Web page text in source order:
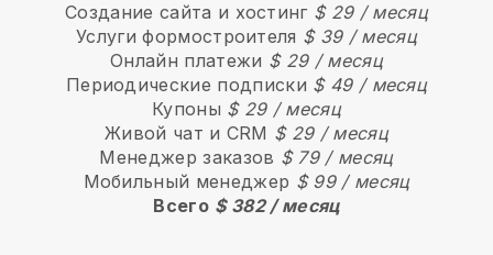
Создание сайта и хостинг $ 29 / месяц
Услуги формостроителя $ 39 / месяц
Онлайн платежи $ 29 / месяц
Периодические подписки $ 49 / месяц
Купоны $ 29 / месяц
Живой чат и CRM $ 29 / месяц
Менеджер заказов $ 79 / месяц
Мобильный менеджер $ 99 / месяц
Всего $ 382 / месяц